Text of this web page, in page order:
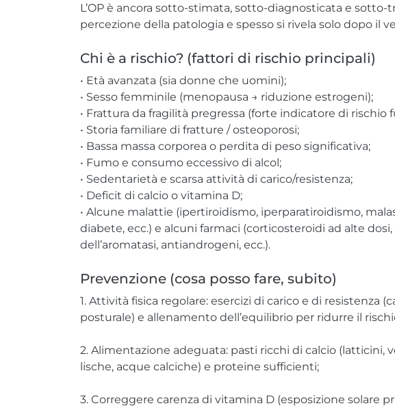
L’OP è ancora sotto-stimata, sotto-diagnosticata e sotto-
percezione della patologia e spesso si rivela solo dopo il
Chi è a rischio? (fattori di rischio principali)
• Età avanzata (sia donne che uomini);
• Sesso femminile (menopausa → riduzione estrogeni);
• Frattura da fragilità pregressa (forte indicatore di
• Storia familiare di fratture / osteoporosi;
• Bassa massa corporea o perdita di peso significativa;
• Fumo e consumo eccessivo di alcol;
• Sedentarietà e scarsa attività di carico/resistenza;
• Deficit di calcio o vitamina D;
• Alcune malattie (ipertiroidismo, iperparatiroidismo,
diabete, ecc.) e alcuni farmaci (corticosteroidi ad alte
dell’aromatasi, antiandrogeni, ecc.).
Prevenzione (cosa posso fare, subito)
1. Attività fisica regolare: esercizi di carico e di resistenza
posturale) e allenamento dell’equilibrio per ridurre il
2. Alimentazione adeguata: pasti ricchi di calcio (latticini,
lische, acque calciche) e proteine sufficienti;
3. Correggere carenza di vitamina D (esposizione solare